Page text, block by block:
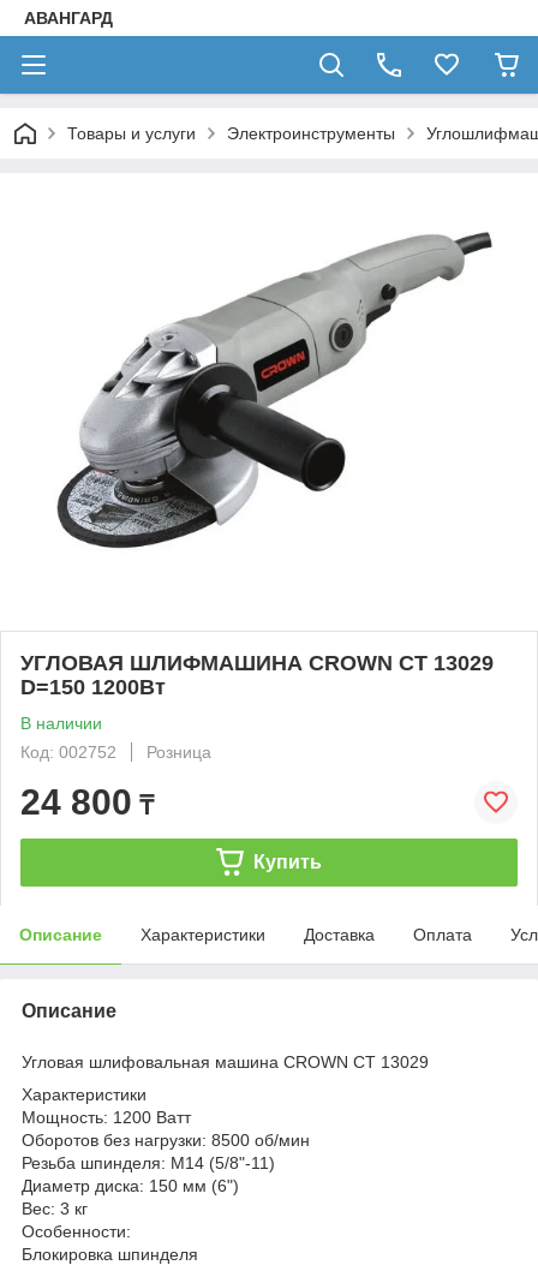
АВАНГАРД
Товары и услуги Электроинструменты
УГЛОВАЯ ШЛИФМАШИНА CROWN CT 13029
D=150 1200Вт
В наличии
Код: 002752
Розница
24 800 ₸
Купить
Описание Характеристики Доставка Оплата
Описание
Угловая шлифовальная машина CROWN CT 13029
Характеристики
Мощность: 1200 Ватт
Оборотов без нагрузки: 8500 об/мин
Резьба шпинделя: M14 (5/8"-11)
Диаметр диска: 150 мм (6")
Вес: 3 кг
Особенности:
Блокировка шпинделя